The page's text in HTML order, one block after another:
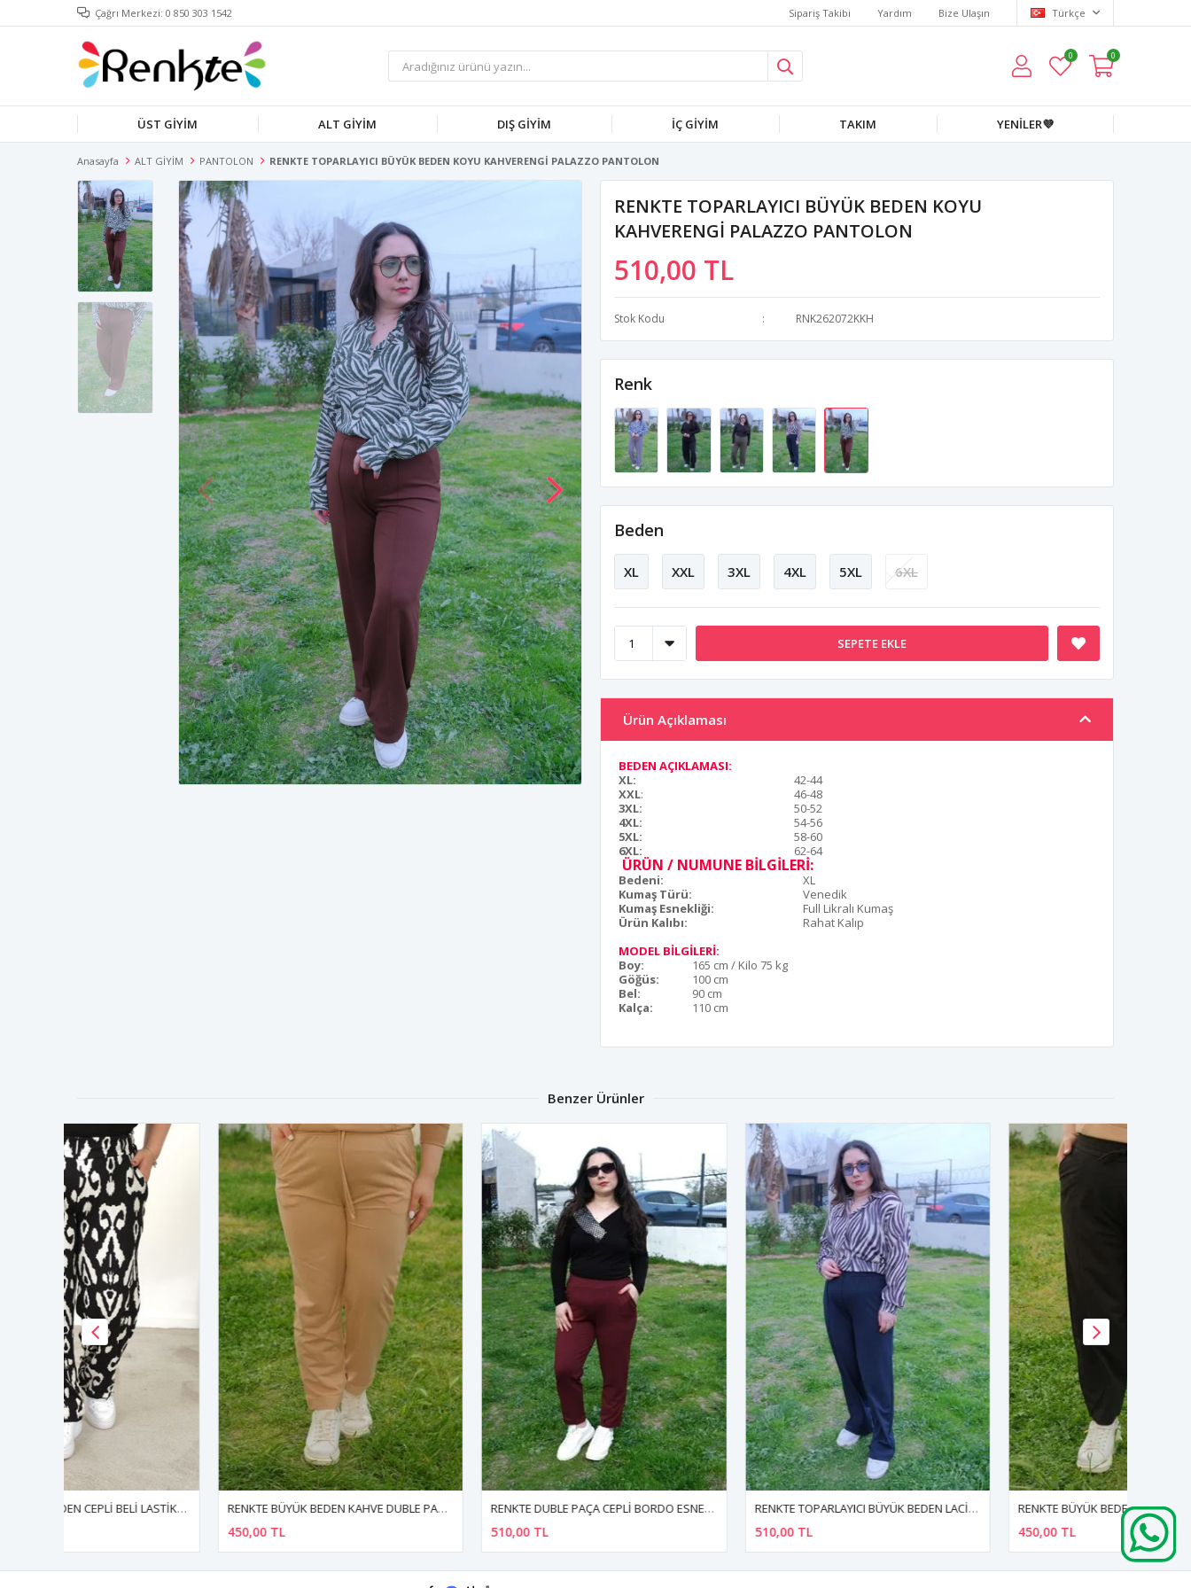
Çağrı Merkezi: 0 850 303 1542 Sipariş Takibi Yardım Bize Ulaşın Türkçe
0 0
ÜST GİYİM ALT GİYİM DIŞ GİYİM İÇ GİYİM TAKIM YENİLER💜
Anasayfa ALT GİYİM PANTOLON RENKTE TOPARLAYICI BÜYÜK BEDEN KOYU KAHVERENGİ PALAZZO PANTOLON
RENKTE TOPARLAYICI BÜYÜK BEDEN KOYU
KAHVERENGİ PALAZZO PANTOLON
510,00 TL
Stok Kodu RNK262072KKH
Renk
Beden
XL XXL 3XL 4XL 5XL 6XL
SEPETE EKLE
Ürün Açıklaması
BEDEN AÇIKLAMASI:
XL:
42-44
XXL:
46-48
3XL:
50-52
4XL:
54-56
5XL:
58-60
6XL:
62-64
ÜRÜN / NUMUNE BİLGİLERİ:
Bedeni:
XL
Kumaş Türü:
Venedik
Kumaş Esnekliği:
Full Likralı Kumaş
Ürün Kalıbı:
Rahat Kalıp
MODEL BİLGİLERİ:
Boy:
165 cm / Kilo 75 kg
Göğüs:
100 cm
Bel:
90 cm
Kalça:
110 cm
Benzer Ürünler
RENKTE BÜYÜK BEDEN KAHVE DUBLE PAÇA ALT RENKTE DUBLE PAÇA CEPLİ BORDO ESNEK PANTOLON RENKTE TOPARLAYICI BÜYÜK BEDEN LACİVERT PALAZZO PANTOLON RENKTE BÜYÜK BEDEN SİYAH ŞALVAR PANTOLON
930,00